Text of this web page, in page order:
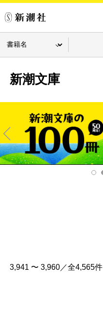
新潮文庫
Pre
v
3,941 〜 3,960／全4,565件